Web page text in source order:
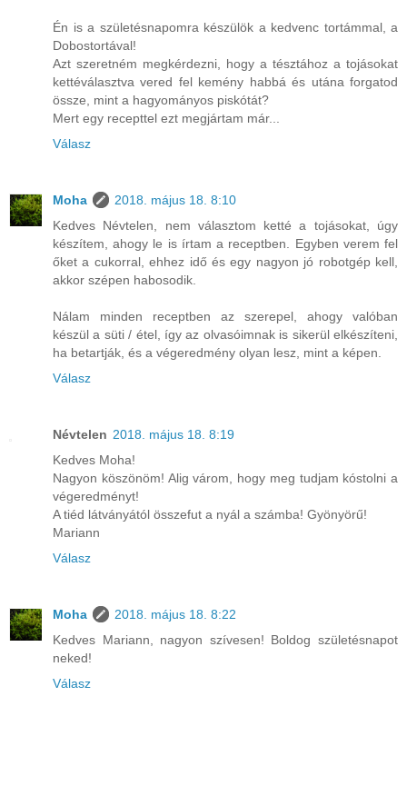
Én is a születésnapomra készülök a kedvenc tortámmal, a
Dobostortával!
Azt szeretném megkérdezni, hogy a tésztához a tojásokat
kettéválasztva vered fel kemény habbá és utána forgatod
össze, mint a hagyományos piskótát?
Mert egy recepttel ezt megjártam már...
Válasz
Moha
2018. május 18. 8:10
Kedves Névtelen, nem választom ketté a tojásokat, úgy
készítem, ahogy le is írtam a receptben. Egyben verem fel
őket a cukorral, ehhez idő és egy nagyon jó robotgép kell,
akkor szépen habosodik.
Nálam minden receptben az szerepel, ahogy valóban
készül a süti / étel, így az olvasóimnak is sikerül elkészíteni,
ha betartják, és a végeredmény olyan lesz, mint a képen.
Válasz
Névtelen 2018. május 18. 8:19
Kedves Moha!
Nagyon köszönöm! Alig várom, hogy meg tudjam kóstolni a
végeredményt!
A tiéd látványától összefut a nyál a számba! Gyönyörű!
Mariann
Válasz
Moha
2018. május 18. 8:22
Kedves Mariann, nagyon szívesen! Boldog születésnapot
neked!
Válasz